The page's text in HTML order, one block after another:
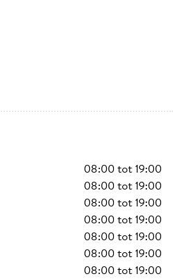
08:00tot19:00
08:00tot19:00
08:00tot19:00
08:00tot19:00
08:00tot19:00
08:00tot19:00
08:00tot19:00